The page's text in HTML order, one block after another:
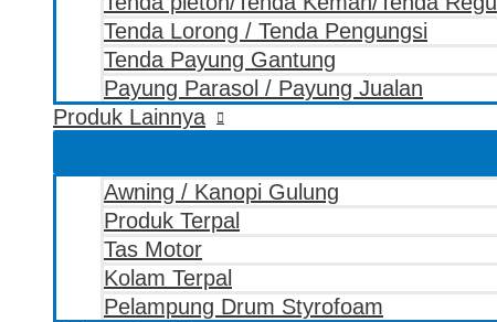
Tenda Lorong / Tenda Pengungsi
Tenda Payung Gantung
Payung Parasol / Payung Jualan
Produk Lainnya
Awning / Kanopi Gulung
Produk Terpal
Tas Motor
Kolam Terpal
Pelampung Drum Styrofoam